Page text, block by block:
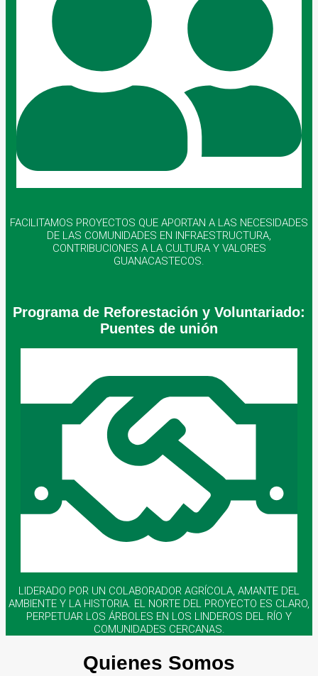
FACILITAMOS PROYECTOS QUE APORTAN A LAS NECESIDADES
DE LAS COMUNIDADES EN INFRAESTRUCTURA,
CONTRIBUCIONES A LA CULTURA Y VALORES
GUANACASTECOS.
Programa de Reforestación y Voluntariado:
Puentes de unión
LIDERADO POR UN COLABORADOR AGRÍCOLA, AMANTE DEL
AMBIENTE Y LA HISTORIA. EL NORTE DEL PROYECTO ES CLARO,
PERPETUAR LOS ÁRBOLES EN LOS LINDEROS DEL RÍO Y
COMUNIDADES CERCANAS.
Quienes Somos